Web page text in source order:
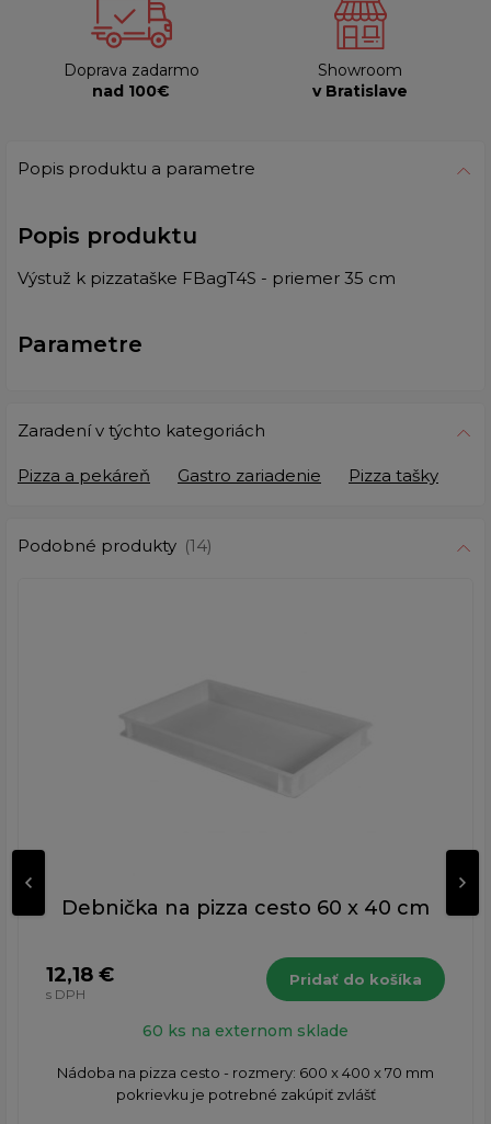
Doprava zadarmo
nad 100€
Showroom
v Bratislave
Popis produktu a parametre
Popis produktu
Výstuž k pizzataške FBagT4S - priemer 35 cm
Parametre
Zaradení v týchto kategoriách
Pizza a pekáreň Gastro zariadenie Pizza tašky
Podobné produkty (14)
Debnička na pizza cesto 60 x 40 cm
12,18 €
s DPH
Pridať do košíka
60 ks na externom sklade
Nádoba na pizza cesto - rozmery: 600 x 400 x 70 mm
pokrievku je potrebné zakúpiť zvlášť